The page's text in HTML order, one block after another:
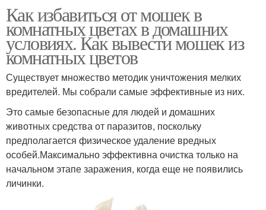
Как избавиться от мошек в
комнатных цветах в домашних
условиях. Как вывести мошек из
комнатных цветов
Существует множество методик уничтожения мелких
вредителей. Мы собрали самые эффективные из них.
Это самые безопасные для людей и домашних
животных средства от паразитов, поскольку
предполагается физическое удаление вредных
особей.Максимально эффективна очистка только на
начальном этапе заражения, когда еще не появились
личинки.